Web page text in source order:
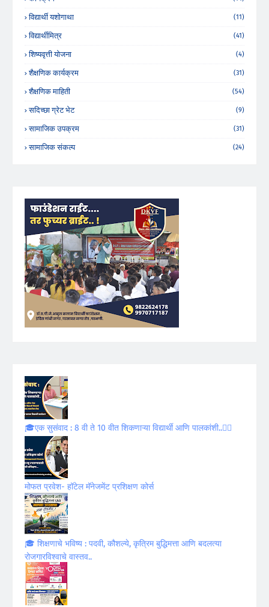
विद्यार्थी यशोगाथा (11)
विद्यार्थीमित्र (41)
शिष्यवृत्ती योजना (4)
शैक्षणिक कार्यक्रम (31)
शैक्षणिक माहिती (54)
सदिच्छा ग्रेट भेट (9)
सामाजिक उपक्रम (31)
सामाजिक संकल्प (24)
🎓एक सुसंवाद : 8 वी ते 10 वीत शिकणाऱ्या विद्यार्थी आणि पालकांशी..✍🏻
मोफत प्रवेश- हॉटेल मॅनेजमेंट प्रशिक्षण कोर्स
🎓 शिक्षणाचे भविष्य : पदवी, कौशल्ये, कृत्रिम बुद्धिमत्ता आणि बदलत्या
रोजगारविश्वाचे वास्तव..